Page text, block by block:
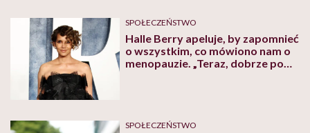
SPOŁECZEŃSTWO
Halle Berry apeluje, by zapomnieć
o wszystkim, co mówiono nam o
menopauzie. „Teraz, dobrze po
SPOŁECZEŃSTWO